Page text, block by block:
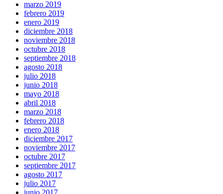
marzo 2019
febrero 2019
enero 2019
diciembre 2018
noviembre 2018
octubre 2018
septiembre 2018
agosto 2018
julio 2018
junio 2018
mayo 2018
abril 2018
marzo 2018
febrero 2018
enero 2018
diciembre 2017
noviembre 2017
octubre 2017
septiembre 2017
agosto 2017
julio 2017
junio 2017